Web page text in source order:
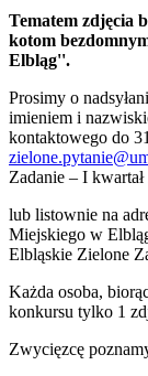
Tematem zdjęcia
kotom
Elbląg''.
Prosimy o
imieniem i
kontaktowego do
Zadanie – I
lub listownie na
Miejskiego w
Elbląskie Zielone
Każda osoba,
konkursu tylko 1
Zwycięzcę